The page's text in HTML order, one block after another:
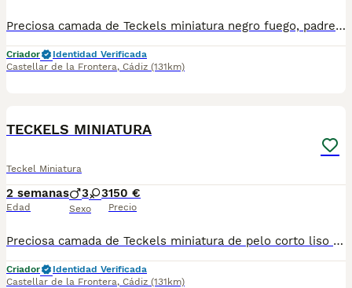
Preciosa camada de Teckels miniatura negro fuego, padre arlequín plata y madre negra fuego ambos miniatura. Se entregan con un mes y medio con sus dos vacunas y desparasitaciones. Para más información 621325499 !! EL PRECIO ES EL DE RESERVA QUE SE DESCUENTA DEL PRECIO FINAL !!
Criador
Identidad Verificada
Castellar de la Frontera, Cádiz (131km)
TECKELS MINIATURA
Teckel Miniatura
2 semanas
Edad
3 3
Sexo
150 €
Precio
Preciosa camada de Teckels miniatura de pelo corto liso compuesta de 4 arlequines/ merle chocolate y dos chocolates. Padres miniatura de pelo corto madre chocolate y padre arlequín chocolate. Soy criador profesional con núcleo zoológico Para más información 621325499 !!! EL PRECIO ES EL DE RESERVA QUE SE DESCUENTA DEL PRECIO FINAL !!!
Criador
Identidad Verificada
Castellar de la Frontera, Cádiz (131km)